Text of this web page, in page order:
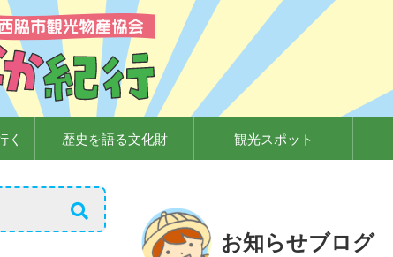
く 歴史を語る文化財 観光スポット
お知らせブログ